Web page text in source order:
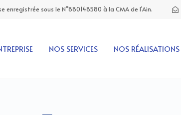
sous le N°880148580 à la CMA de l'Ain.
NOS SERVICES NOS RÉALISATIONS